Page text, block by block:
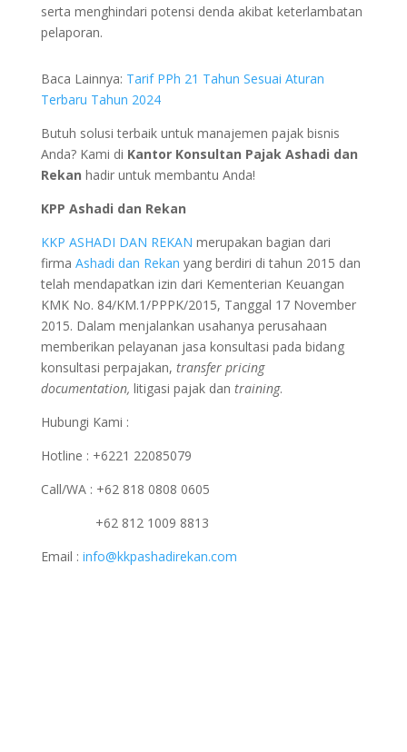
serta menghindari potensi denda akibat keterlambatan
pelaporan.
Baca Lainnya: Tarif PPh 21 Tahun Sesuai Aturan
Terbaru Tahun 2024
Butuh solusi terbaik untuk manajemen pajak bisnis
Anda? Kami di Kantor Konsultan Pajak Ashadi dan
Rekan hadir untuk membantu Anda!
KPP Ashadi dan Rekan
KKP ASHADI DAN REKAN merupakan bagian dari
firma Ashadi dan Rekan yang berdiri di tahun 2015 dan
telah mendapatkan izin dari Kementerian Keuangan
KMK No. 84/KM.1/PPPK/2015, Tanggal 17 November
2015. Dalam menjalankan usahanya perusahaan
memberikan pelayanan jasa konsultasi pada bidang
konsultasi perpajakan, transfer pricing
documentation, litigasi pajak dan training.
Hubungi Kami :
Hotline : +6221 22085079
Call/WA : +62 818 0808 0605
+62 812 1009 8813
Email : info@kkpashadirekan.com